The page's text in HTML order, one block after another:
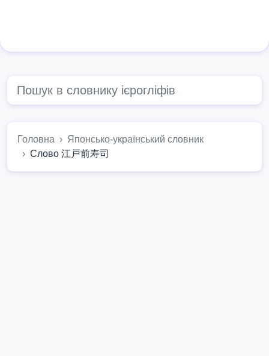
Головна
Японсько-український словник
Слово 江戸前寿司